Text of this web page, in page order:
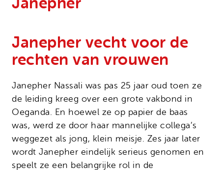
Janepher vecht voor de
rechten van vrouwen
Janepher Nassali was pas 25 jaar oud toen ze
de leiding kreeg over een grote vakbond in
Oeganda. En hoewel ze op papier de baas
was, werd ze door haar mannelijke collega’s
weggezet als jong, klein meisje. Zes jaar later
wordt Janepher eindelijk serieus genomen en
speelt ze een belangrijke rol in de
Noodfonds voor activisten
Onze successen
Veelgestelde vragen
Contact